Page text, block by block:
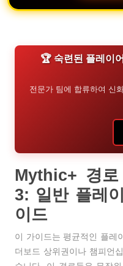
🏆 숙련된 플레이
전문가 팀에 합류하여 신
Mythic+ 경
3: 일반 플레
이드
이 가이드는 평균적인 플레
더보드 상위권이나 챔피언